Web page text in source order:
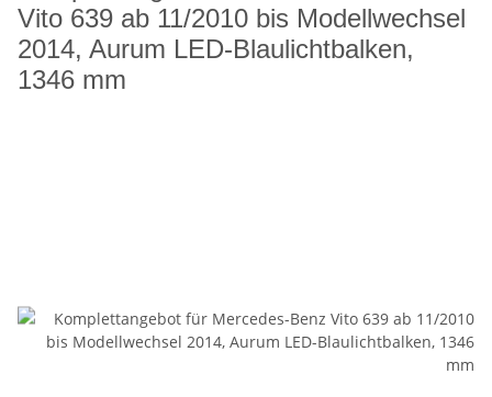
Vito 639 ab 11/2010 bis Modellwechsel
2014, Aurum LED-Blaulichtbalken,
1346 mm